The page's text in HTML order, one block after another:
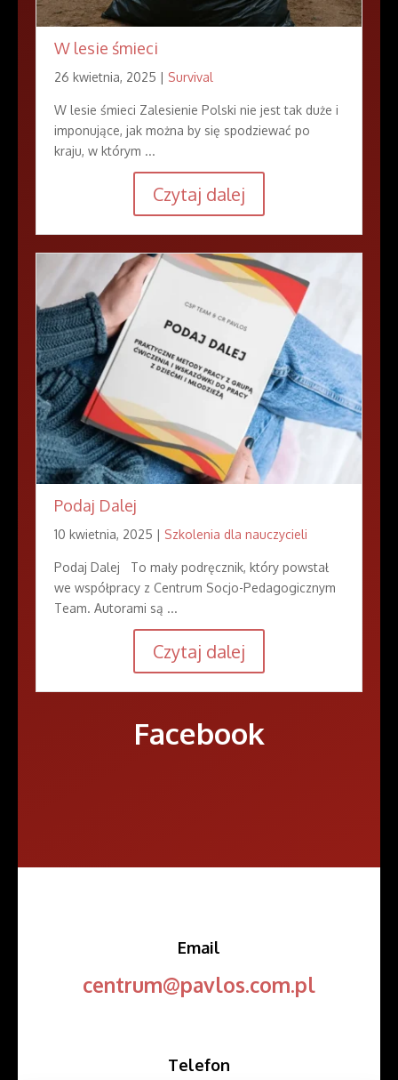
W lesie śmieci
26 kwietnia, 2025 | Survival
W lesie śmieci Zalesienie Polski nie jest tak duże i
imponujące, jak można by się spodziewać po
kraju, w którym ...
Czytaj dalej
Podaj Dalej
10 kwietnia, 2025 | Szkolenia dla nauczycieli
Podaj Dalej To mały podręcznik, który powstał
we współpracy z Centrum Socjo-Pedagogicznym
Team. Autorami są ...
Czytaj dalej
Facebook
Email
centrum@pavlos.com.pl
Telefon